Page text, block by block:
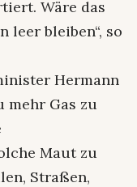
Wäre das
leer bleiben“, so
Hermann
mehr Gas zu
Maut zu
Straßen,